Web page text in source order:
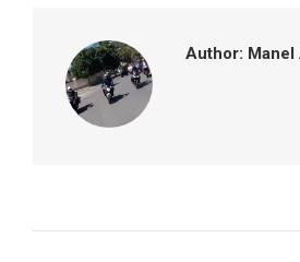
Author: Manel